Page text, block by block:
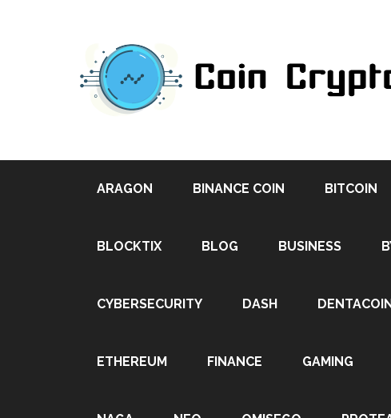
ARAGON BINANCE COIN BITCOIN
BLOCKTIX BLOG BUSINESS
CYBERSECURITY DASH
ETHEREUM FINANCE GAMING